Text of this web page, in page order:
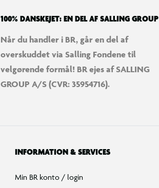
100% DANSKEJET: EN DEL AF SALLING GROUP
Når du handler i BR, går en del af
overskuddet via Salling Fondene til
velgørende formål! BR ejes af SALLING
GROUP A/S (CVR: 35954716).
INFORMATION & SERVICES
Min BR konto / login